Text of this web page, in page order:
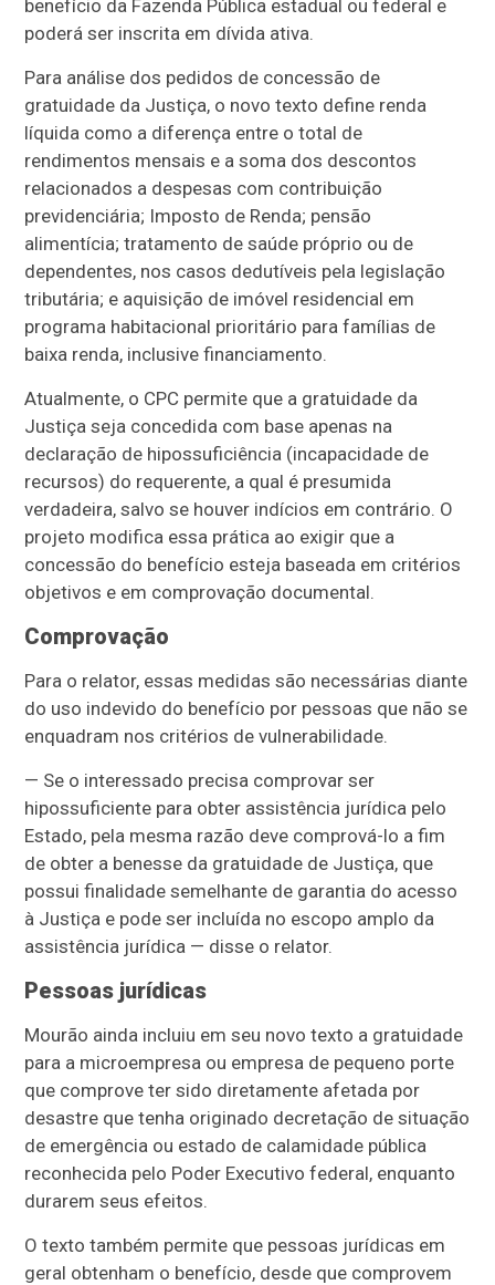
benefício da Fazenda Pública estadual ou federal e
poderá ser inscrita em dívida ativa.
Para análise dos pedidos de concessão de
gratuidade da Justiça, o novo texto define renda
líquida como a diferença entre o total de
rendimentos mensais e a soma dos descontos
relacionados a despesas com contribuição
previdenciária; Imposto de Renda; pensão
alimentícia; tratamento de saúde próprio ou de
dependentes, nos casos dedutíveis pela legislação
tributária; e aquisição de imóvel residencial em
programa habitacional prioritário para famílias de
baixa renda, inclusive financiamento.
Atualmente, o CPC permite que a gratuidade da
Justiça seja concedida com base apenas na
declaração de hipossuficiência (incapacidade de
recursos) do requerente, a qual é presumida
verdadeira, salvo se houver indícios em contrário. O
projeto modifica essa prática ao exigir que a
concessão do benefício esteja baseada em critérios
objetivos e em comprovação documental.
Comprovação
Para o relator, essas medidas são necessárias diante
do uso indevido do benefício por pessoas que não se
enquadram nos critérios de vulnerabilidade.
— Se o interessado precisa comprovar ser
hipossuficiente para obter assistência jurídica pelo
Estado, pela mesma razão deve comprová-lo a fim
de obter a benesse da gratuidade de Justiça, que
possui finalidade semelhante de garantia do acesso
à Justiça e pode ser incluída no escopo amplo da
assistência jurídica — disse o relator.
Pessoas jurídicas
Mourão ainda incluiu em seu novo texto a gratuidade
para a microempresa ou empresa de pequeno porte
que comprove ter sido diretamente afetada por
desastre que tenha originado decretação de situação
de emergência ou estado de calamidade pública
reconhecida pelo Poder Executivo federal, enquanto
durarem seus efeitos.
O texto também permite que pessoas jurídicas em
geral obtenham o benefício, desde que comprovem